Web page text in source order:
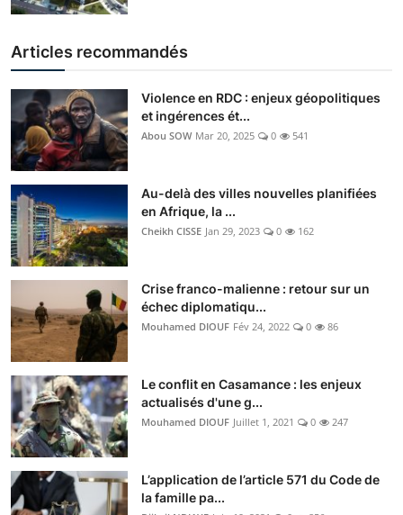
Articles recommandés
Violence en RDC : enjeux géopolitiques
et ingérences ét...
Abou SOW Mar 20, 2025 0 541
Au-delà des villes nouvelles planifiées
en Afrique, la ...
Cheikh CISSE Jan 29, 2023 0 162
Crise franco-malienne : retour sur un
échec diplomatiqu...
Mouhamed DIOUF Fév 24, 2022 0 86
Le conflit en Casamance : les enjeux
actualisés d'une g...
Mouhamed DIOUF Juillet 1, 2021 0 247
L’application de l’article 571 du Code de
la famille pa...